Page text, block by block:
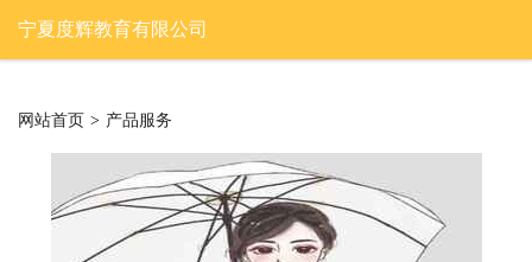
宁夏度辉教育有限公司
网站首页 > 产品服务